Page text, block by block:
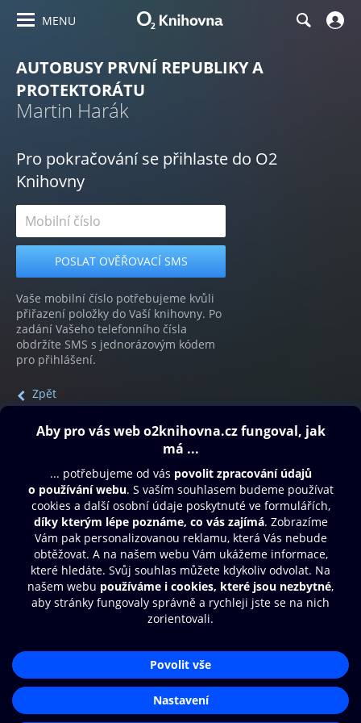
MENU
AUTOBUSY PRVNÍ REPUBLIKY A
PROTEKTORÁTU
Martin Harák
Pro pokračování se přihlaste do O2
Knihovny
Vaše mobilní číslo potřebujeme kvůli
přiřazení položky do Vaší knihovny. Po
zadání Vašeho telefonního čísla
obdržíte SMS s jednorázovým kódem
pro přihlášení.
Zpět
Obsah ke stažení
Moje O2 Knihovna
Další zábava
© O2 Czech Republic a.s.
Přístupnost
Zásady zpracování osobních údajůAplikace O2 Knihovna
Čti a poslouchej své e-knihy a
audioknihy rychleji a pohodlněji.